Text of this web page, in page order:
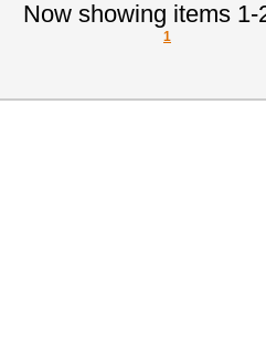
Now showing items 1-
1